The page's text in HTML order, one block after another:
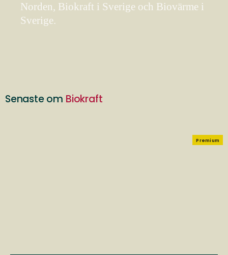
Norden, Biokraft i Sverige och Biovärme i
Sverige.
Senaste om Biokraft
Premium